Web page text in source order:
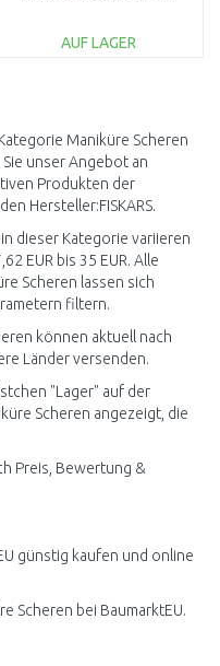
AUF LAGER
Vergleichen
Maniküre Scheren
unser Angebot an
Produkten der
Hersteller:FISKARS.
dieser Kategorie variieren
EUR bis 35 EUR. Alle
Scheren lassen sich
filtern.
können aktuell nach
Länder versenden.
"Lager" auf der
Scheren angezeigt, die
Preis, Bewertung &
günstig kaufen und online
Scheren bei BaumarktEU.